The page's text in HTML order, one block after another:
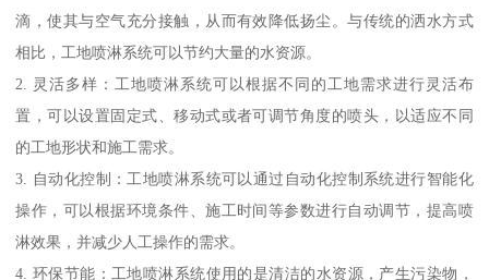
滴，使其与空气充分接触，从而有效降低扬尘。与传统的洒水方式
相比，工地喷淋系统可以节约大量的水资源。
2. 灵活多样：工地喷淋系统可以根据不同的工地需求进行灵活布
置，可以设置固定式、移动式或者可调节角度的喷头，以适应不同
的工地形状和施工需求。
3. 自动化控制：工地喷淋系统可以通过自动化控制系统进行智能化
操作，可以根据环境条件、施工时间等参数进行自动调节，提高喷
淋效果，并减少人工操作的需求。
4. 环保节能：工地喷淋系统使用的是清洁的水资源，产生污染物，